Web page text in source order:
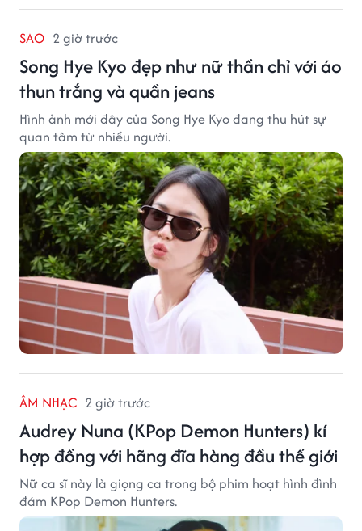
SAO 2 giờ trước
Song Hye Kyo đẹp như nữ thần chỉ với áo
thun trắng và quần jeans
Hình ảnh mới đây của Song Hye Kyo đang thu hút sự
quan tâm từ nhiều người.
ÂM NHẠC 2 giờ trước
Audrey Nuna (KPop Demon Hunters) kí
hợp đồng với hãng đĩa hàng đầu thế giới
Nữ ca sĩ này là giọng ca trong bộ phim hoạt hình đình
đám KPop Demon Hunters.